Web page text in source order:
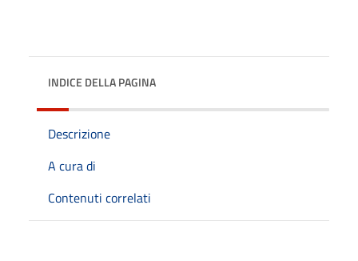
INDICE DELLA PAGINA
Descrizione
A cura di
Contenuti correlati